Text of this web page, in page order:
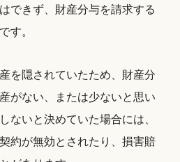
できず、財産分与を請求する
す。
を隠されていたため、財産分
がない、または少ないと思い
ないと決めていた場合には、
約が無効とされたり、損害賠